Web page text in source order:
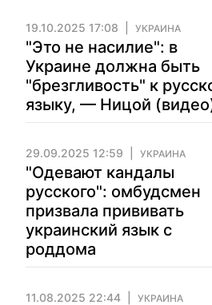
19.10.2025 17:08 УКРАИНА
"Это не насилие": в
Украине должна быть
"брезгливость" к
языку, — Ницой
29.09.2025 12:59 УКРАИНА
"Одевают кандалы
русского": омбудсмен
призвала прививать
украинский язык с
роддома
11.08.2025 22:44 УКРАИНА